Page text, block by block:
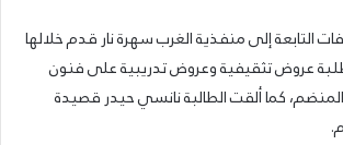
التابعة إلى منفذية الغرب سهرة نار قدم خلالها
عروض تثقيفية وعروض تدريبية على فنون
كما ألقت الطالبة نانسي حيدر قصيدة